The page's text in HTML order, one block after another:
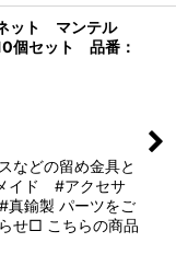
ット マンテル
セット 品番：
などの留め金具と
イド #アクセサ
鍮製 パーツをご
せ□ こちらの商品